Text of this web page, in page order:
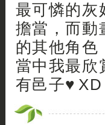
最可憐的灰
擔當，而動
的其他角色
當中我最欣
有邑子♥ XD